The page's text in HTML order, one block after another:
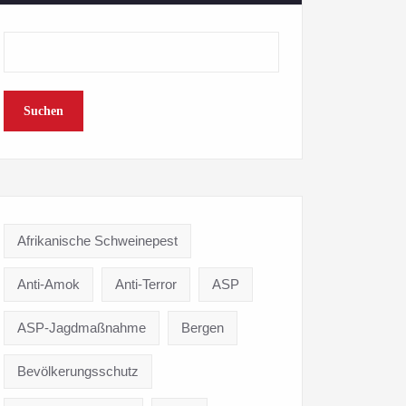
Suchen
Afrikanische Schweinepest
Anti-Amok Anti-Terror ASP
ASP-Jagdmaßnahme Bergen
Bevölkerungsschutz